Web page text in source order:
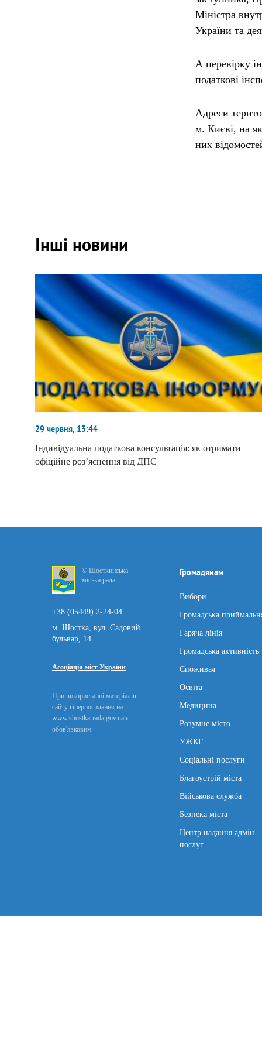
Міністра
України та
А перевірку
податкові
Адреси
м. Києві, на
них
Інші новини
29 червня, 13:44
Індивідуальна податкова консультація: як отримати
офіційне роз’яснення від ДПС
© Шосткинська
міська рада
+38 (05449) 2-24-04
м. Шостка, вул. Садовий
бульвар, 14
Асоціація міст України
При використанні матеріалів
сайту гіперпосилання на
www.shostka-rada.gov.ua є
обов'язковим
Громадянам
Вибори
Громадська
Гаряча лінія
Громадська активність
Споживач
Освіта
Медицина
Розумне місто
УЖКГ
Соціальні послуги
Благоустрій міста
Військова служба
Безпека міста
Центр надання адмін
послуг